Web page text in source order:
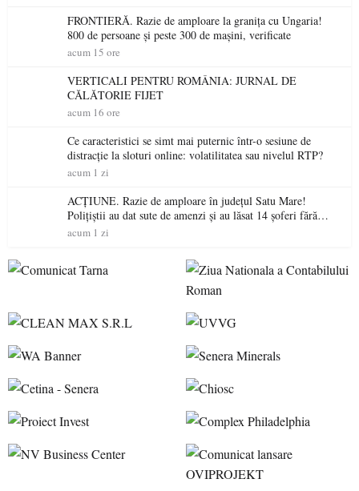
FRONTIERĂ. Razie de amploare la granița cu Ungaria!
800 de persoane și peste 300 de mașini, verificate
acum 15 ore
VERTICALI PENTRU ROMÂNIA: JURNAL DE
CĂLĂTORIE FIJET
acum 16 ore
Ce caracteristici se simt mai puternic într-o sesiune de
distracție la sloturi online: volatilitatea sau nivelul RTP?
acum 1 zi
ACȚIUNE. Razie de amploare în județul Satu Mare!
Polițiștii au dat sute de amenzi și au lăsat 14 șoferi fără
permis într-o singură zi
acum 1 zi